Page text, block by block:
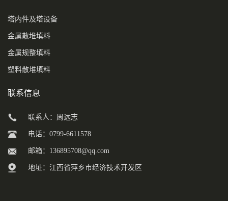
塔内件及塔设备
金属散堆填料
金属规整填料
塑料散堆填料
联系信息
联系人：周远志
电话：0799-6611578
邮箱： 136895708@qq.com
地址：江西省萍乡市经济技术开发区